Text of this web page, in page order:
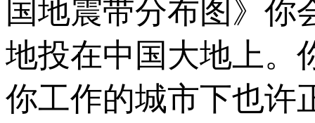
国地震带分布图》你
地投在中国大地上。
你工作的城市下也许